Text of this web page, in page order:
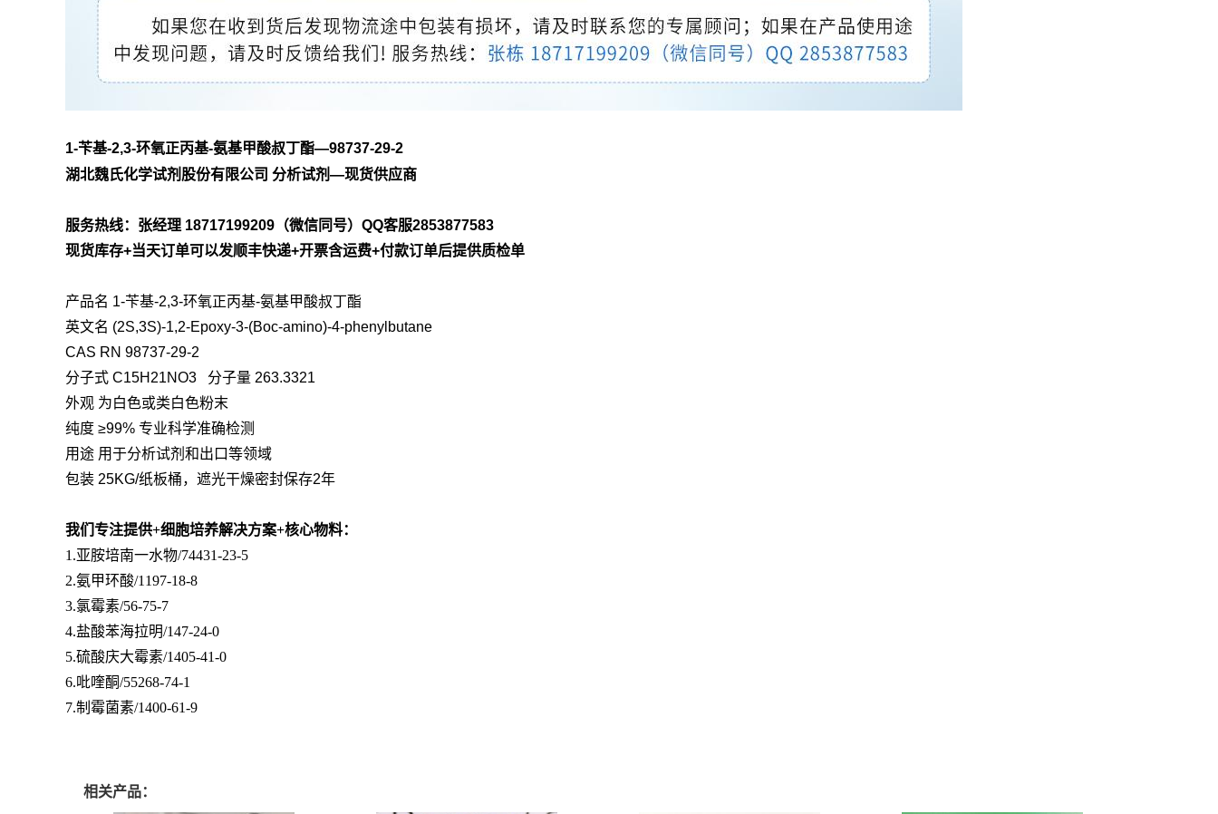
1-苄基-2,3-环氧正丙基-氨基甲酸叔丁酯—98737-29-2
湖北魏氏化学试剂股份有限公司 分析试剂—现货供应商
服务热线：张经理 18717199209 （微信同号） QQ客服2853877583
现货库存+当天订单可以发顺丰快递+开票含运费+付款订单后提供质检单
产品名 1-苄基-2,3-环氧正丙基-氨基甲酸叔丁酯
英文名 (2S,3S)-1,2-Epoxy-3-(Boc-amino)-4-phenylbutane
CAS RN 98737-29-2
分子式 C15H21NO3 分子量 263.3321
外观 为白色或类白色粉末
纯度 ≥99% 专业科学准确检测
用途 用于分析试剂和出口等领域
包装 25KG/纸板桶，遮光干燥密封保存2年
我们专注提供+细胞培养解决方案+核心物料：
1.亚胺培南一水物/74431-23-5
2.氨甲环酸/1197-18-8
3.氯霉素/56-75-7
4.盐酸苯海拉明/147-24-0
5.硫酸庆大霉素/1405-41-0
6.吡喹酮/55268-74-1
7.制霉菌素/1400-61-9
相关产品：